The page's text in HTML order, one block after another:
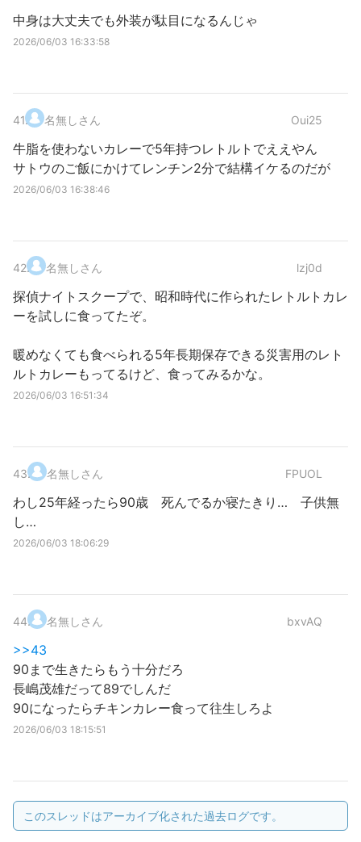
中身は大丈夫でも外装が駄目になるんじゃ
2026/06/03 16:33:58
41. 名無しさん Oui25
牛脂を使わないカレーで5年持つレトルトでええやん
サトウのご飯にかけてレンチン2分で結構イケるのだが
2026/06/03 16:38:46
42. 名無しさん lzj0d
探偵ナイトスクープで、昭和時代に作られたレトルトカレ
ーを試しに食ってたぞ。
暖めなくても食べられる5年長期保存できる災害用のレト
ルトカレーもってるけど、食ってみるかな。
2026/06/03 16:51:34
43. 名無しさん FPUOL
わし25年経ったら90歳 死んでるか寝たきり… 子供無
し…
2026/06/03 18:06:29
44. 名無しさん bxvAQ
>>43
90まで生きたらもう十分だろ
長嶋茂雄だって89でしんだ
90になったらチキンカレー食って往生しろよ
2026/06/03 18:15:51
このスレッドはアーカイブ化された過去ログです。